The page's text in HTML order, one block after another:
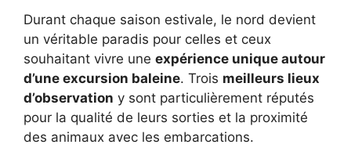
Durant chaque saison estivale, le nord devient
un véritable paradis pour celles et ceux
souhaitant vivre une expérience unique autour
d’une excursion baleine. Trois meilleurs lieux
d’observation y sont particulièrement réputés
pour la qualité de leurs sorties et la proximité
des animaux avec les embarcations.